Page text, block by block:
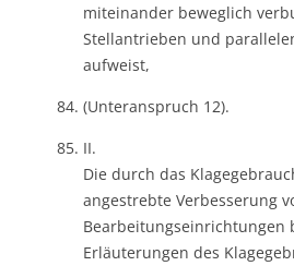
miteinander beweglich
Stellantrieben und
aufweist,
(Unteranspruch 12).
II.
Die durch das
angestrebte Verbesserung
Bearbeitungseinrichtungen
Erläuterungen des